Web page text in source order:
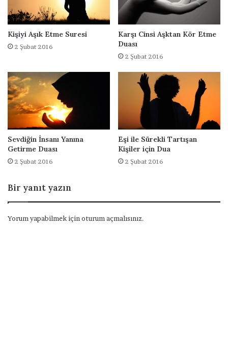
r
E
t
u
a
s
ı
Kişiyi Aşık Etme Suresi
2 Şubat 2016
Karşı Cinsi Aşktan Kör Etme
Duası
2 Şubat 2016
Sevdiğin İnsanı Yanına
Getirme Duası
2 Şubat 2016
Eşi ile Sürekli Tartışan
Kişiler için Dua
2 Şubat 2016
Bir yanıt yazın
Yorum yapabilmek için oturum açmalısınız.